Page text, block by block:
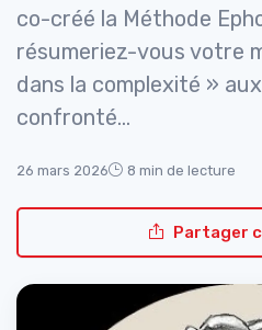
co-créé la Méthode
résumeriez-vous votre
dans la complexité »
confronté...
26 mars 2026 8 min de lecture
Partager